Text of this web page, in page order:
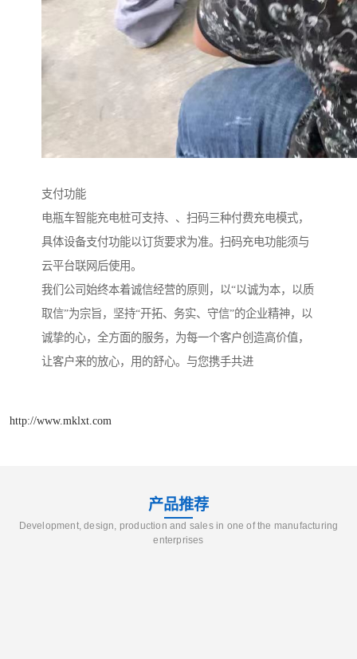
支付功能
电瓶车智能充电桩可支持、、扫码三种付费充电模式，
具体设备支付功能以订货要求为准。扫码充电功能须与
云平台联网后使用。
我们公司始终本着诚信经营的原则，以“以诚为本，以质
取信”为宗旨，坚持“开拓、务实、守信”的企业精神，以
诚挚的心，全方面的服务，为每一个客户创造高价值，
让客户来的放心，用的舒心。与您携手共进
http://www.mklxt.com
产品推荐
Development, design, production and sales in one of the manufacturing
enterprises